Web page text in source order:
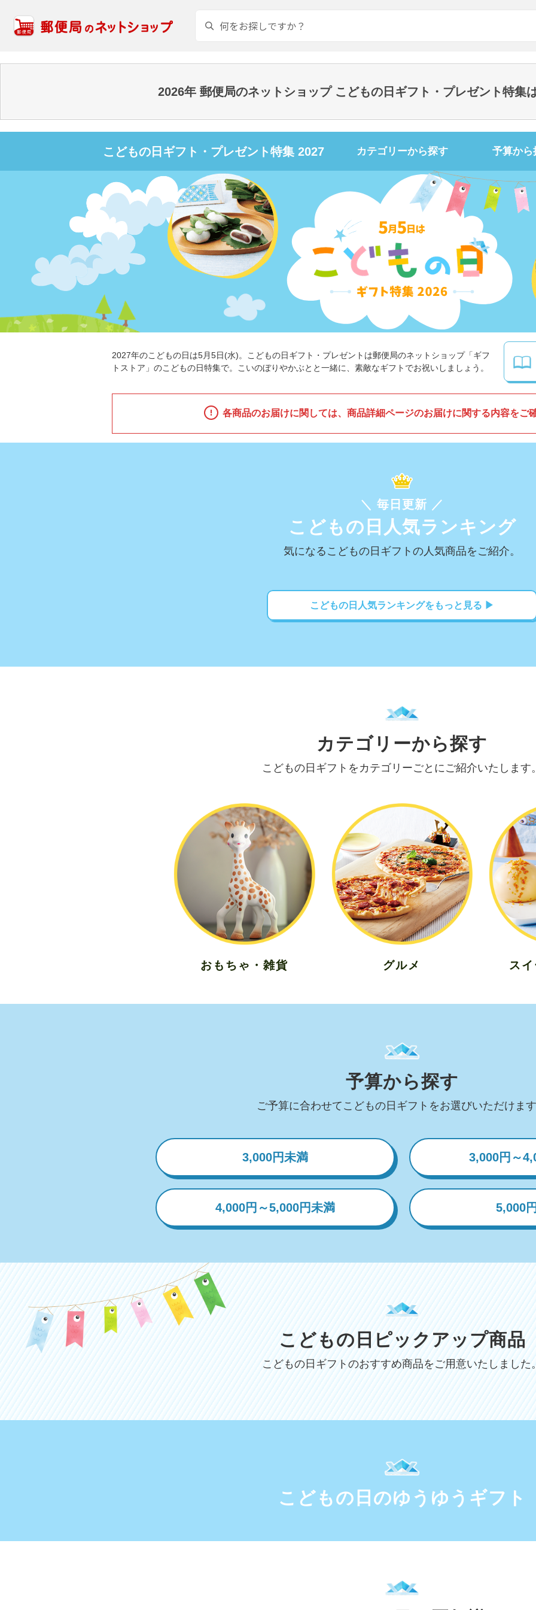
2026年 郵便局のネットショップ こどもの日ギフト・プレゼント特集
こどもの日ギフト・プレゼント特集 2027 カテゴリーから探す 予算から
2027年のこどもの日は5月5日(水)。こどもの日ギフト・プレゼントは郵便局のネットショップ「ギフ
トストア」のこどもの日特集で。こいのぼりやかぶとと一緒に、素敵なギフトでお祝いしましょう。
各商品のお届けに関しては、商品詳細ページのお届けに関する内容をご
＼ 毎日更新 ／
こどもの日人気ランキング
気になるこどもの日ギフトの人気商品をご紹介。
こどもの日人気ランキングをもっと見る ▶
カテゴリーから探す
こどもの日ギフトをカテゴリーごとにご紹介いたします
おもちゃ・雑貨 グルメ ス
予算から探す
ご予算に合わせてこどもの日ギフトをお選びいただけま
3,000円未満 3,000円～
4,000円～5,000円未満 5,000
こどもの日ピックアップ商品
こどもの日ギフトのおすすめ商品をご用意いたしました
こどもの日のゆうゆうギフト